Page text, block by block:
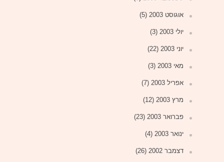
אוגוסט 2003 (5)
יולי 2003 (3)
יוני 2003 (22)
מאי 2003 (3)
אפריל 2003 (7)
מרץ 2003 (12)
פברואר 2003 (23)
ינואר 2003 (4)
דצמבר 2002 (26)